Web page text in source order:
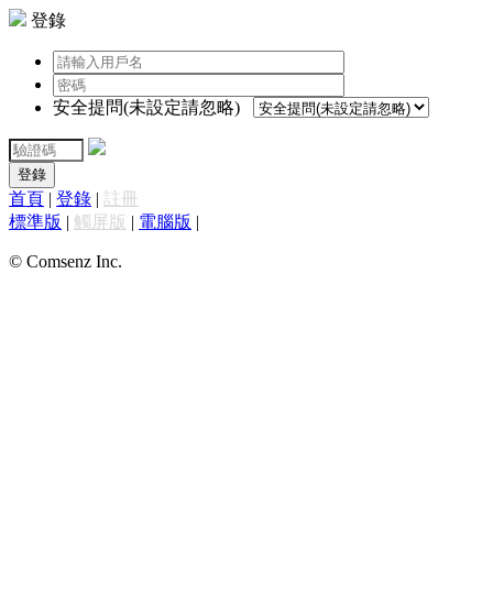
登錄
安全提問(未設定請忽略)
登錄
首頁 | 登錄 | 註冊
標準版 | 觸屏版 | 電腦版 |
© Comsenz Inc.